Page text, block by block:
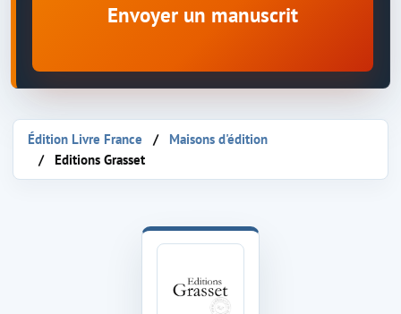
Envoyer un manuscrit
Édition Livre France
Maisons d'édition
Editions Grasset
Maison d'édition Grasset